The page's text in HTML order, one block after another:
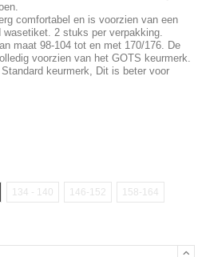
comfortabel en is voorzien van een
wasetiket. 2 stuks per verpakking.
maat 98-104 tot en met 170/176. De
voorzien van het GOTS keurmerk.
keurmerk, Dit is beter voor
134 - 140 146-152 158-164